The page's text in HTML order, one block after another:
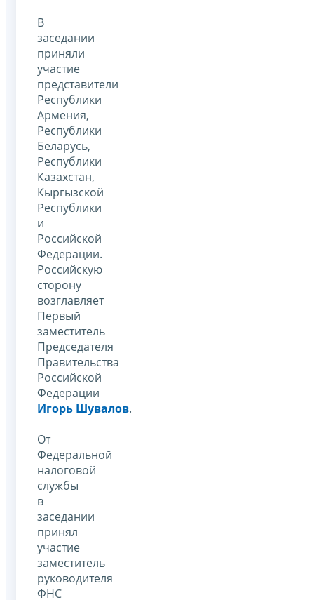
В
заседании
приняли
участие
представители
Республики
Армения,
Республики
Беларусь,
Республики
Казахстан,
Кыргызской
Республики
и
Российской
Федерации.
Российскую
сторону
возглавляет
Первый
заместитель
Председателя
Правительства
Российской
Федерации
Игорь Шувалов.
От
Федеральной
налоговой
службы
в
заседании
принял
участие
заместитель
руководителя
ФНС